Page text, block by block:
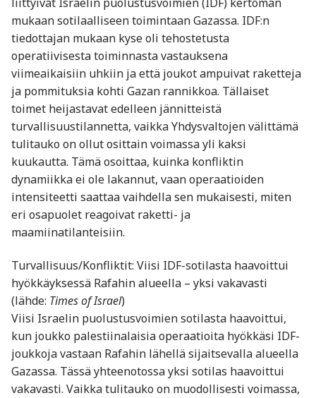
mukaan sotilaalliseen toimintaan Gazassa. IDF:n
tiedottajan mukaan kyse oli tehostetusta
operatiivisesta toiminnasta vastauksena
viimeaikaisiin uhkiin ja että joukot ampuivat raketteja
ja pommituksia kohti Gazan rannikkoa. Tällaiset
toimet heijastavat edelleen jännitteistä
turvallisuustilannetta, vaikka Yhdysvaltojen välittämä
tulitauko on ollut osittain voimassa yli kaksi
kuukautta. Tämä osoittaa, kuinka konfliktin
dynamiikka ei ole lakannut, vaan operaatioiden
intensiteetti saattaa vaihdella sen mukaisesti, miten
eri osapuolet reagoivat raketti- ja
maamiinatilanteisiin.
Turvallisuus/Konfliktit: Viisi IDF-sotilasta haavoittui
hyökkäyksessä Rafahin alueella – yksi vakavasti
(lähde: Times of Israel)
Viisi Israelin puolustusvoimien sotilasta haavoittui,
kun joukko palestiinalaisia operaatioita hyökkäsi IDF-
joukkoja vastaan Rafahin lähellä sijaitsevalla alueella
Gazassa. Tässä yhteenotossa yksi sotilas haavoittui
vakavasti. Vaikka tulitauko on muodollisesti voimassa,